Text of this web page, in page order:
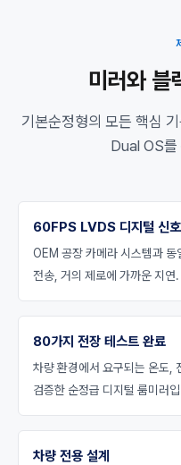
미러와 블
기본순정형의 모든 핵심
Dual OS를
60FPS LVDS 디지털 신호
OEM 공장 카메라 시스템과
전송, 거의 제로에 가까운 지연.
80가지 전장 테스트 완료
차량 환경에서 요구되는 온도,
검증한 순정급 디지털 룸미러
차량 전용 설계